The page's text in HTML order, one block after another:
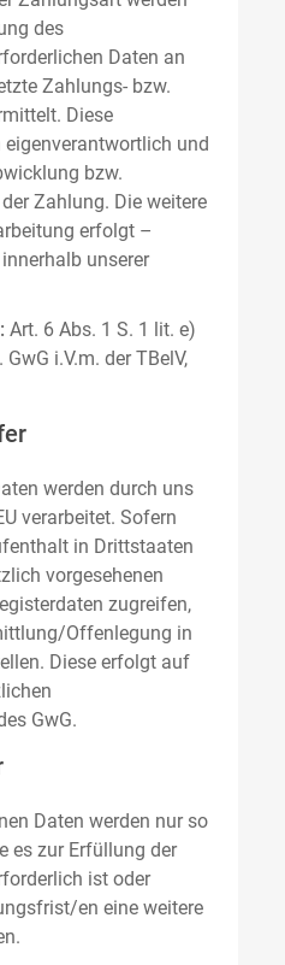
des
Daten an
Zahlungs- bzw.
Diese
eigenverantwortlich und
bzw.
Zahlung. Die weitere
erfolgt –
unserer
Art. 6 Abs. 1 S. 1 lit. e)
i.V.m. der TBelV,
werden durch uns
verarbeitet. Sofern
in Drittstaaten
vorgesehenen
zugreifen,
Offenlegung in
Diese erfolgt auf
GwG.
Daten werden nur so
es zur Erfüllung der
ist oder
en eine weitere